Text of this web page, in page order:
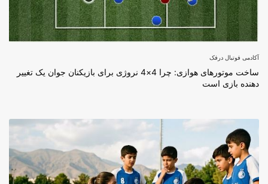
آکادمی فوتبال درفک
ساخت موتورهای هوازی: چرا 4×4 نروژی برای بازیکنان جوان یک تغییر
دهنده بازی است